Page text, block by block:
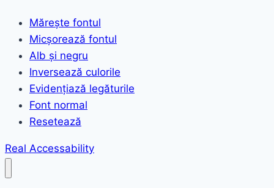
Mărește fontul
Micșorează fontul
Alb și negru
Inversează culorile
Evidențiază legăturile
Font normal
Resetează
Real Accessability